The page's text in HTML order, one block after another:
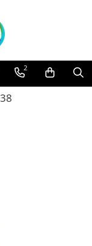
2